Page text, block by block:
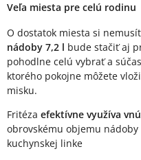
Veľa miesta pre celú rodinu
O dostatok miesta si
nádoby 7,2 l bude stačiť aj
pohodlne celú vybrať a
ktorého pokojne môžete
misku.
Fritéza efektívne využíva
obrovskému objemu
kuchynskej linke